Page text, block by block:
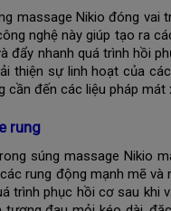
massage Nikio đóng
nghệ này giúp tạo ra
đẩy nhanh quá trình hồi
thiện sự linh hoạt của
cần đến các liệu pháp mát
rung
súng massage Nikio
rung động mạnh mẽ và
trình phục hồi cơ sau